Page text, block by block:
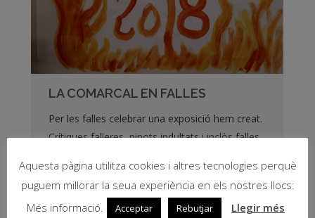
LA COMARCAL EN FALLES
Per les falles celebrar una exposició hem creat.
Crítiques falleres, ninots indultats i inclòs falles
voleu gaudir, a l’entrada de l’escola heu d’acudir.
A les tres de la vesprada ritme, soroll i color
ens espera al pati la “globotada” d’honor.
Aquesta pàgina utilitza cookies i altres tecnologies perquè
puguem millorar la seua experiència en els nostres llocs:
Més informació.
Acceptar Rebutjar Llegir més